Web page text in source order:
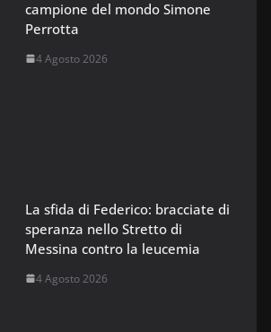
campione del mondo Simone
Perrotta
4 Agosto 2026
La sfida di Federico: bracciate di
speranza nello Stretto di
Messina contro la leucemia
4 Agosto 2026